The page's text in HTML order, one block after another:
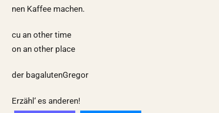
nen Kaffee machen.
cu an other time
on an other place
der bagalutenGregor
Erzähl‘ es anderen!